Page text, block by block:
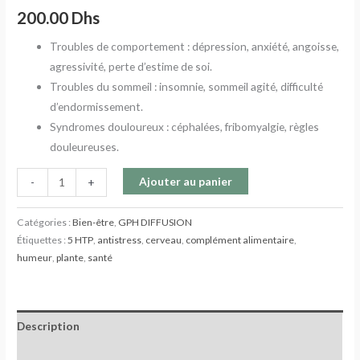
200.00 Dhs
Troubles de comportement : dépression, anxiété, angoisse,
agressivité, perte d’estime de soi.
Troubles du sommeil : insomnie, sommeil agité, difficulté
d’endormissement.
Syndromes douloureux : céphalées, fribomyalgie, règles
douleureuses.
- + Ajouter au panier
Catégories :Bien-être GPH DIFFUSION
Étiquettes :5 HTP antistress cerveau complément alimentaire
humeur ,plante santé
Description